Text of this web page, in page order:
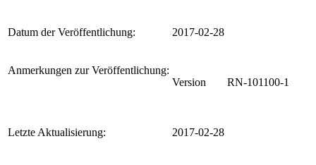
Datum der Veröffentlichung: 2017-02-28
Anmerkungen zur Veröffentlichung:
Version
RN-101100-1
Letzte Aktualisierung: 2017-02-28